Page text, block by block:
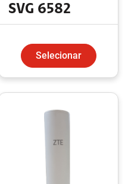
SVG 6582
Selecionar